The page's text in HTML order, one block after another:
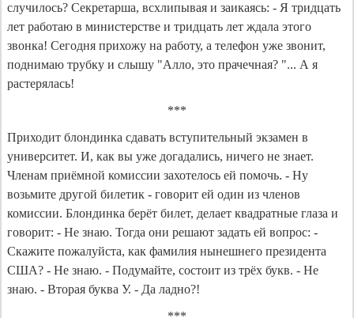
случилось? Секретарша, всхлипывая и заикаясь: - Я тридцать
лет работаю в министерстве и тридцать лет ждала этого
звонка! Сегодня прихожу на работу, а телефон уже звонит,
поднимаю трубку и слышу "Алло, это прачечная? "... А я
растерялась!
***
Приходит блондинка сдавать вступительный экзамен в
университет. И, как вы уже догадались, ничего не знает.
Членам приёмной комиссии захотелось ей помочь. - Ну
возьмите другой билетик - говорит ей один из членов
комиссии. Блондинка берёт билет, делает квадратные глаза и
говорит: - Не знаю. Тогда они решают задать ей вопрос: -
Скажите пожалуйста, как фамилия нынешнего президента
США? - Не знаю. - Подумайте, состоит из трёх букв. - Не
знаю. - Вторая буква У. - Да ладно?!